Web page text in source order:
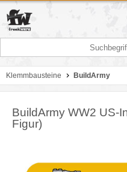
Klemmbausteine BuildArmy
BuildArmy WW2 US-
Figur)